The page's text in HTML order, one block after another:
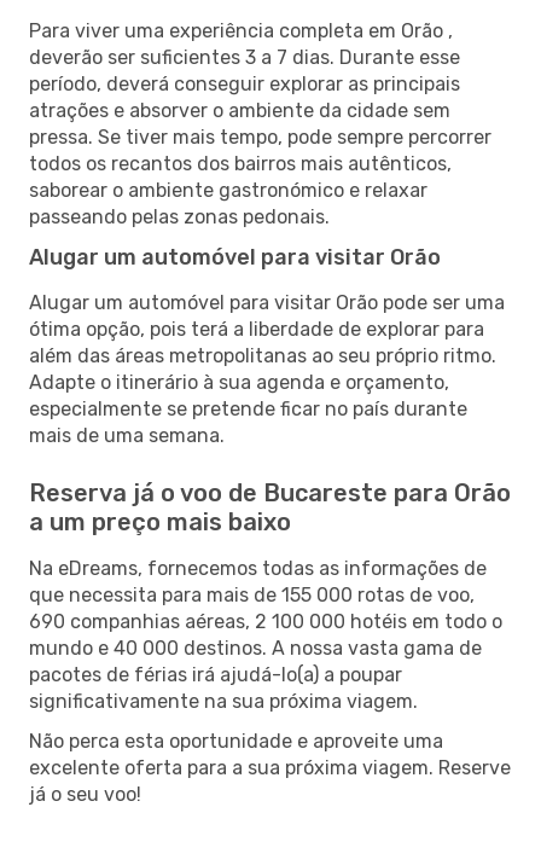
Para viver uma experiência completa em Orão ,
deverão ser suficientes 3 a 7 dias. Durante esse
período, deverá conseguir explorar as principais
atrações e absorver o ambiente da cidade sem
pressa. Se tiver mais tempo, pode sempre percorrer
todos os recantos dos bairros mais autênticos,
saborear o ambiente gastronómico e relaxar
passeando pelas zonas pedonais.
Alugar um automóvel para visitar Orão
Alugar um automóvel para visitar Orão pode ser uma
ótima opção, pois terá a liberdade de explorar para
além das áreas metropolitanas ao seu próprio ritmo.
Adapte o itinerário à sua agenda e orçamento,
especialmente se pretende ficar no país durante
mais de uma semana.
Reserva já o voo de Bucareste para Orão
a um preço mais baixo
Na eDreams, fornecemos todas as informações de
que necessita para mais de 155 000 rotas de voo,
690 companhias aéreas, 2 100 000 hotéis em todo o
mundo e 40 000 destinos. A nossa vasta gama de
pacotes de férias irá ajudá-lo(a) a poupar
significativamente na sua próxima viagem.
Não perca esta oportunidade e aproveite uma
excelente oferta para a sua próxima viagem. Reserve
já o seu voo!